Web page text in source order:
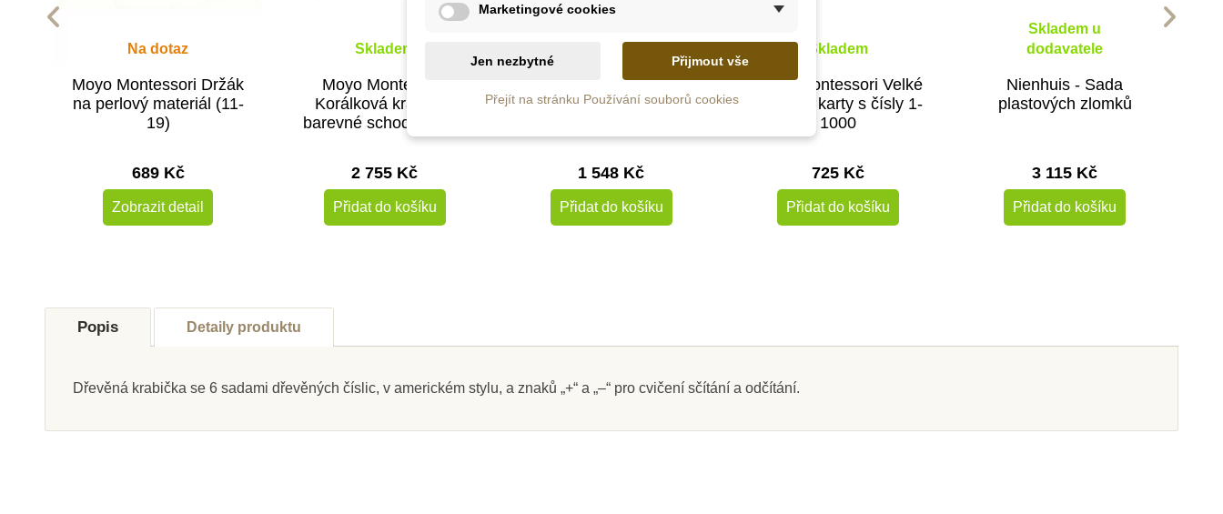
Na dotaz
Moyo Montessori Držák
na perlový materiál (11-
19)
689 Kč
Zobrazit detail
Skladem
Moyo Montessori
Korálková krabice -
barevné schody (1-10)
2 755 Kč
Přidat do košíku
dodavatele
Nienhuis - Krabička s
příklady ke sčítání
1 548 Kč
Přidat do košíku
Skladem
Moyo Montessori Velké
dřevěné karty s čísly 1-
1000
725 Kč
Přidat do košíku
Skladem u
dodavatele
Nienhuis - Sada
plastových zlomků
3 115 Kč
Přidat do košíku
Popis Detaily produktu
Dřevěná krabička se 6 sadami dřevěných číslic, v americkém stylu, a znaků „+“ a „–“ pro cvičení sčítání a odčítání.
Marketingové cookies
Jen nezbytné Přijmout vše
Přejít na stránku Používání souborů cookies